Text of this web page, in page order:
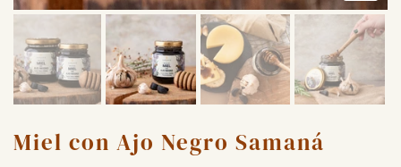
Miel con Ajo Negro Samaná